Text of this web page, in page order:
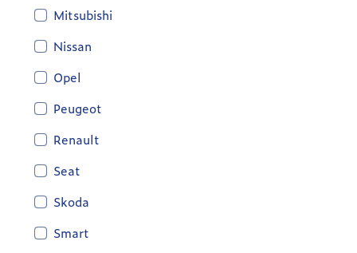
Mitsubishi
Nissan
Opel
Peugeot
Renault
Seat
Skoda
Smart